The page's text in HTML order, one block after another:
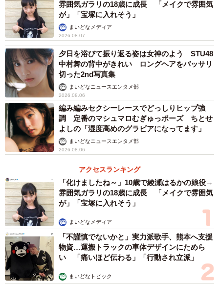
雰囲気ガラリの18歳に成長 「メイクで雰囲気
が」「宝塚に入れそう」
まいどなメディア
2026.08.07
夕日を浴びて振り返る姿は女神のよう STU48
中村舞の背中がきれい ロングヘアをバッサリ
切った2nd写真集
まいどなニュースエンタメ部
2026.08.06
編み編みセクシーレースでどっしりヒップ強
調 定番のマシュマロむぎゅっポーズ ちとせ
よしの「湿度高めのグラビアになってます」
まいどなニュースエンタメ部
2026.08.06
アクセスランキング
「化けましたね～」10歳で綾瀬はるかの娘役→
雰囲気ガラリの18歳に成長 「メイクで雰囲気
が」「宝塚に入れそう」
まいどなメディア
「不謹慎でないかと」実力派歌手、熊本へ支援
物資…運搬トラックの車体デザインにためら
い 「痛いほど伝わる」「行動され立派」
まいどなトピック